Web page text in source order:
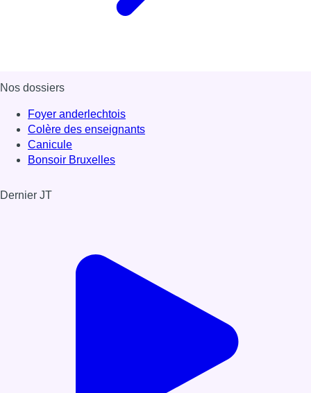
Nos dossiers
Foyer anderlechtois
Colère des enseignants
Canicule
Bonsoir Bruxelles
Dernier JT